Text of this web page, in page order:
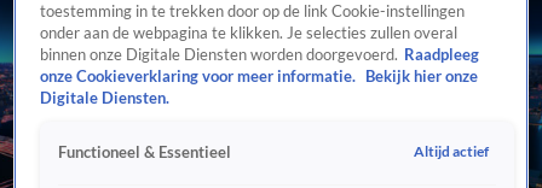
toestemming in te trekken door op de link Cookie-instellingen
onder aan de webpagina te klikken. Je selecties zullen overal
binnen onze Digitale Diensten worden doorgevoerd. Raadpleeg
onze Cookieverklaring voor meer informatie.
Bekijk hier onze
Digitale Diensten.
Functioneel & Essentieel Altijd actief